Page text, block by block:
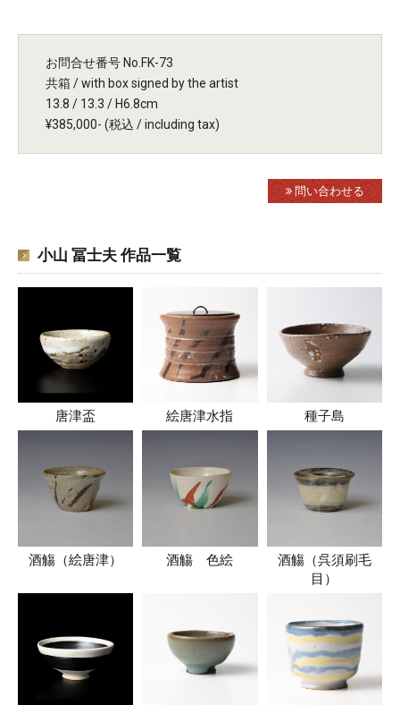
お問合せ番号 No.FK-73
共箱 / with box signed by the artist
13.8 / 13.3 / H6.8cm
¥385,000- (税込 / including tax)
問い合わせる
小山 冨士夫 作品一覧
唐津盃 絵唐津水指 種子島
酒觴（絵唐津） 酒觴 色絵
酒觴（呉須刷毛
目）